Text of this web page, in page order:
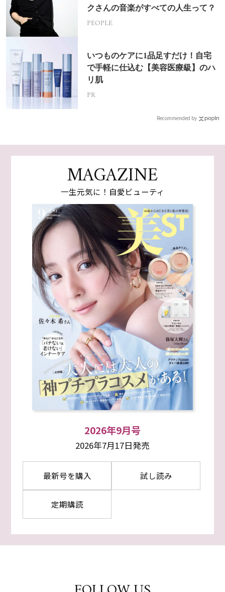
クさんの音楽がすべての人生って？
PEOPLE
いつものケアに1品足すだけ！自宅
で手軽に仕込む【美容医療級】のハ
リ肌
PR
Recommended by
MAGAZINE
一生元気に！自愛ビューティ
2026年9月号
2026年7月17日発売
最新号を購入 試し読み
定期購読